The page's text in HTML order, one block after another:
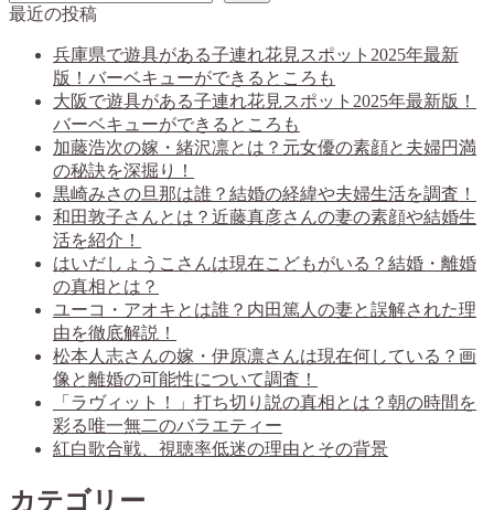
最近の投稿
兵庫県で遊具がある子連れ花見スポット2025年最新
版！バーベキューができるところも
大阪で遊具がある子連れ花見スポット2025年最新版！
バーベキューができるところも
加藤浩次の嫁・緒沢凛とは？元女優の素顔と夫婦円満
の秘訣を深掘り！
黒崎みさの旦那は誰？結婚の経緯や夫婦生活を調査！
和田敦子さんとは？近藤真彦さんの妻の素顔や結婚生
活を紹介！
はいだしょうこさんは現在こどもがいる？結婚・離婚
の真相とは？
ユーコ・アオキとは誰？内田篤人の妻と誤解された理
由を徹底解説！
松本人志さんの嫁・伊原凛さんは現在何している？画
像と離婚の可能性について調査！
「ラヴィット！」打ち切り説の真相とは？朝の時間を
彩る唯一無二のバラエティー
紅白歌合戦、視聴率低迷の理由とその背景
カテゴリー